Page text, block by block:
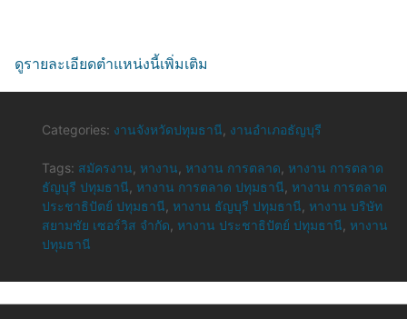
ดูรายละเอียดตำแหน่งนี้เพิ่มเติม
Categories: งานจังหวัดปทุมธานี งานอำเภอธัญบุรี
Tags: สมัครงาน หางาน หางาน การตลาด หางาน การตลาด
ธัญบุรี ปทุมธานี หางาน การตลาด ปทุมธานี หางาน การตลาด
ประชาธิปัตย์ ปทุมธานี หางาน ธัญบุรี ปทุมธานี หางาน บริษัท
สยามชัย เซอร์วิส จำกัด หางาน ประชาธิปัตย์ ปทุมธานี หางาน
ปทุมธานี